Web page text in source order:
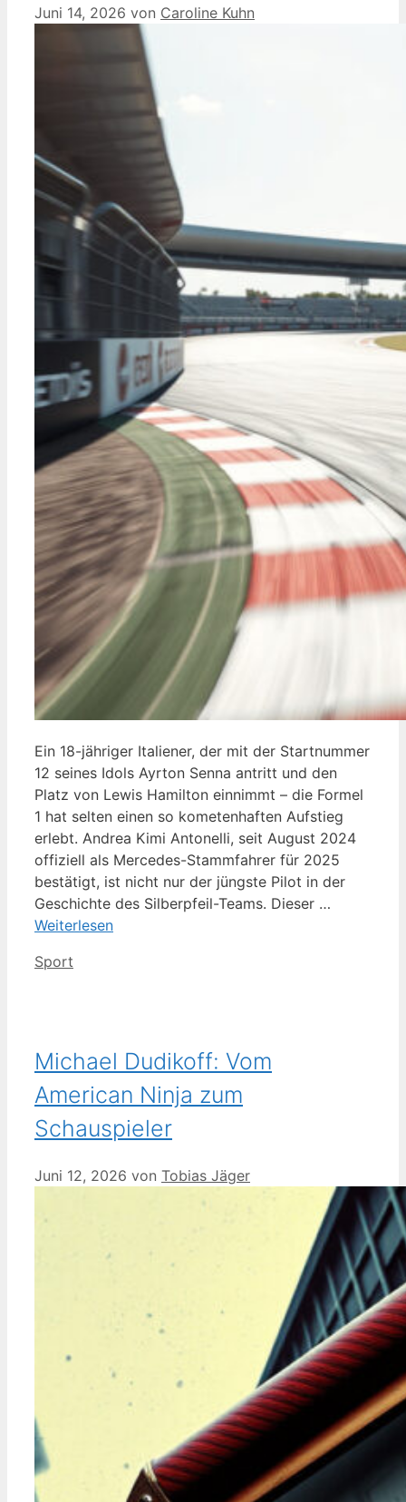
Juni 14, 2026 von Caroline Kuhn
Ein 18-jähriger Italiener, der mit der Startnummer
12 seines Idols Ayrton Senna antritt und den
Platz von Lewis Hamilton einnimmt – die Formel
1 hat selten einen so kometenhaften Aufstieg
erlebt. Andrea Kimi Antonelli, seit August 2024
offiziell als Mercedes-Stammfahrer für 2025
bestätigt, ist nicht nur der jüngste Pilot in der
Geschichte des Silberpfeil-Teams. Dieser …
Weiterlesen
Kategorien
Sport
Michael Dudikoff: Vom
American Ninja zum
Schauspieler
Juni 12, 2026 von Tobias Jäger